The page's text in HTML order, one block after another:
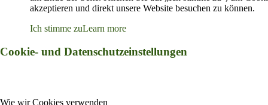
akzeptieren und direkt unsere Website besuchen zu können.
Ich stimme zuLearn more
Cookie- und Datenschutzeinstellungen
Wie wir Cookies verwenden